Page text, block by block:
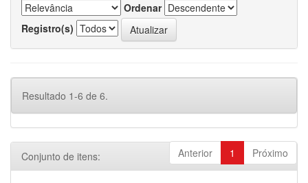
Ordenar
Registro(s)
Resultado 1-6 de 6.
Anterior 1 Próximo
Conjunto de itens: